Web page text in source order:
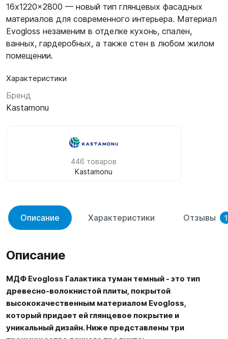
16x1220x2800 — новый тип глянцевых фасадных
материалов для современного интерьера. Материал
Evogloss незаменим в отделке кухонь, спален,
ванных, гардеробных, а также стен в любом жилом
помещении.
Характеристики
Бренд
Kastamonu
446 товаров
Kastamonu
Описание Характеристики Отзывы 1
Описание
МДФ Evogloss Галактика туман темный - это тип
древесно-волокнистой плиты, покрытой
высококачественным материалом Evogloss,
который придает ей глянцевое покрытие и
уникальный дизайн. Ниже представлены три